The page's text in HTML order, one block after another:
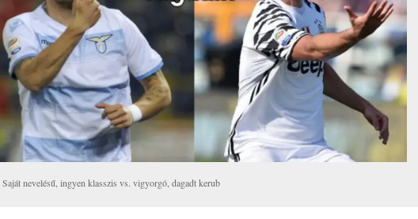
Saját nevelésű, ingyen klasszis vs. vigyorgó, dagadt kerub